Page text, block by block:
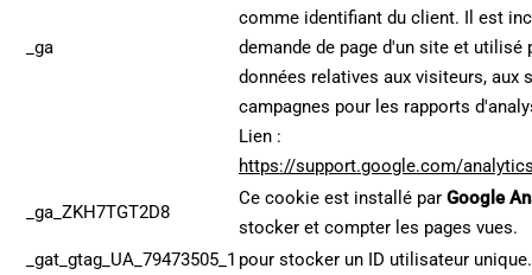
_ga
comme identifiant du client. Il est
demande de page d'un site et utilisé
données relatives aux visiteurs, aux
campagnes pour les rapports
Lien :
https://support.google.com/
_ga_ZKH7TGT2D8
Ce cookie est installé par Google
stocker et compter les pages vues.
_gat_gtag_UA_79473505_1 pour stocker un ID utilisateur unique.